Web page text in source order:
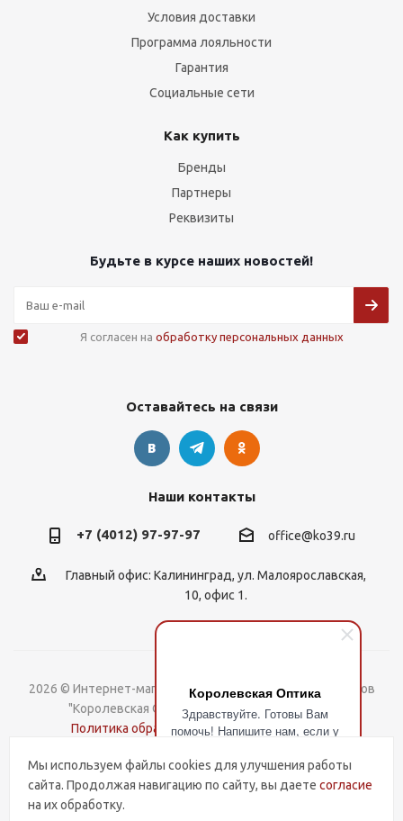
Королевская Оптика
Здравствуйте. Готовы Вам
помочь! Напишите нам, если у
Условия доставки
Программа лояльности
Гарантия
Социальные сети
Как купить
Бренды
Партнеры
Реквизиты
Будьте в курсе наших новостей!
Я согласен на обработку персональных данных
Оставайтесь на связи
Наши контакты
+7 (4012) 97-97-97 office@ko39.ru
Главный офис: Калининград, ул. Малоярославская,
10, офис 1.
2026 © Интернет-магазин контактных линз, оправ и очков
"Королевская Оптика". Все права защищены.
Политика обработки Персональных данных
Разработка и поддержка
Мы используем файлы cookies для улучшения работы
сайта. Продолжая навигацию по сайту, вы даете согласие
на их обработку.